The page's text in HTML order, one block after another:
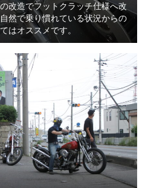
改造でフットクラッチ仕様へ改
然で乗り慣れている状況からの
はオススメです。